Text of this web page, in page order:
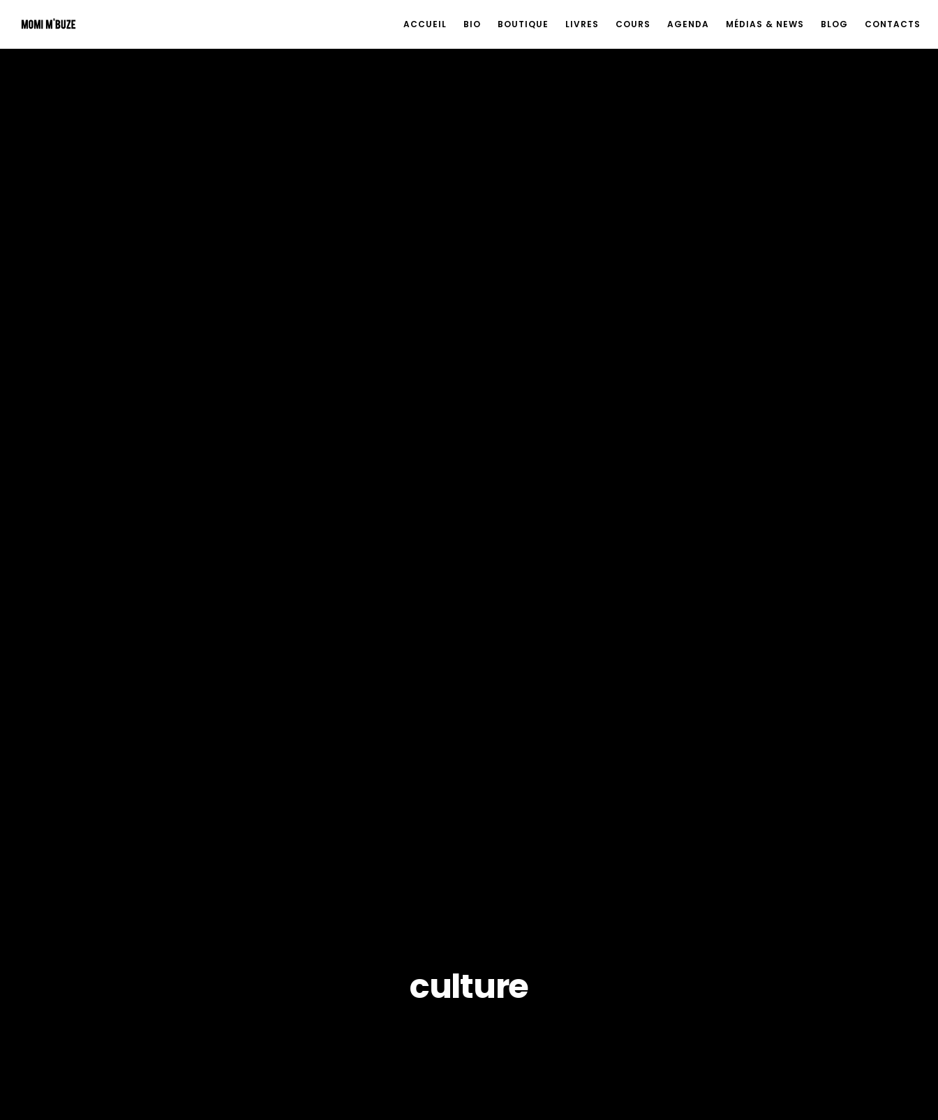
ACCUEIL BIO BOUTIQUE LIVRES COURS AGENDA MÉDIAS & NEWS BLOG CONTACTS
culture